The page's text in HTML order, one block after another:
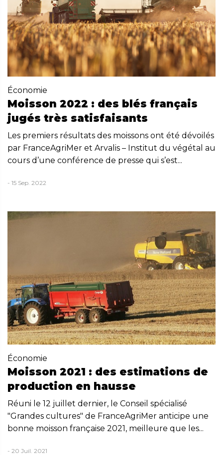
Économie
Moisson 2022 : des blés français
jugés très satisfaisants
Les premiers résultats des moissons ont été dévoilés
par FranceAgriMer et Arvalis – Institut du végétal au
cours d’une conférence de presse qui s’est...
- 15 Sep. 2022
Économie
Moisson 2021 : des estimations de
production en hausse
Réuni le 12 juillet dernier, le Conseil spécialisé
"Grandes cultures" de FranceAgriMer anticipe une
bonne moisson française 2021, meilleure que les...
- 20 Juil. 2021